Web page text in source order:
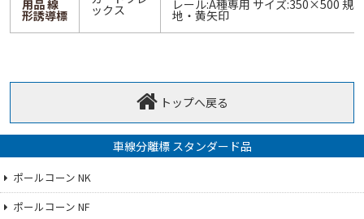
用品 線
形誘導標 ックス レール:A種専用 サイズ:350×500 規
地・黄矢印
トップへ戻る
車線分離標 スタンダード品
ポールコーン NK
ポールコーン NF